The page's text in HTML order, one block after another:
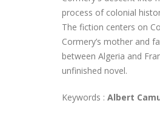
process of colonial
The fiction centers on
Cormery’s mother and
between Algeria and
unfinished novel.
Keywords : Albert